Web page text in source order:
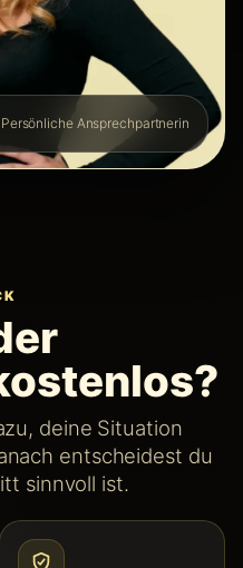
Persönliche Ansprechpartnerin
deine Situation
entscheidest du
sinnvoll ist.